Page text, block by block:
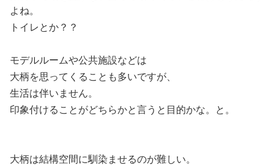
よね。
トイレとか？？
モデルルームや公共施設などは
大柄を思ってくることも多いですが、
生活は伴いません。
印象付けることがどちらかと言うと目的かな。と。
大柄は結構空間に馴染ませるのが難しい。